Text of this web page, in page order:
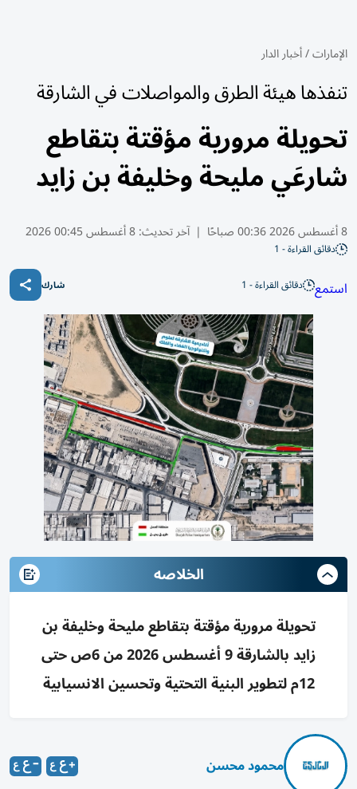
الإمارات/أخبار الدار
تنفذها هيئة الطرق والمواصلات في الشارقة
تحويلة مرورية مؤقتة بتقاطع
شارعَي مليحة وخليفة بن زايد
8 أغسطس 2026 00:36 صباحًا | آخر تحديث:8 أغسطس 00:45 2026
دقائق القراءة - 1
استمع دقائق القراءة - 1 شارك
الخلاصه
تحويلة مرورية مؤقتة بتقاطع مليحة وخليفة بن
زايد بالشارقة 9 أغسطس 2026 من 6ص حتى
12م لتطوير البنية التحتية وتحسين الانسيابية
محمود محسن